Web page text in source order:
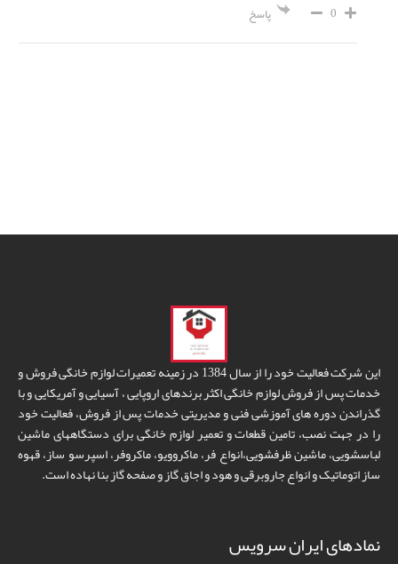
0 پاسخ
این شرکت فعالیت خود را از سال 1384 در زمینه تعمیرات لوازم خانگی فروش و
خدمات پس از فروش لوازم خانگی اکثر برندهای اروپایی ، آسیایی و آمریکایی و با
گذراندن دوره های آموزشی فنی و مدیریتی خدمات پس از فروش، فعالیت خود
را در جهت نصب، تامین قطعات و تعمیر لوازم خانگی برای دستگاههای ماشین
لباسشویی، ماشین ظرفشویی،انواع فر، ماکروویو، ماکروفر، اسپرسو ساز، قهوه
ساز اتوماتیک و انواع جاروبرقی و هود و اجاق گاز و صفحه گاز بنا نهاده است.
نمادهای ایران سرویس